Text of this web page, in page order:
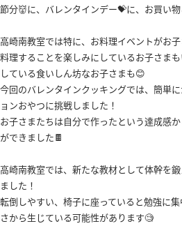
節分👹に、バレンタインデー💝に、お買い
高崎南教室では特に、お料理イベントがお
料理することを楽しみにしているお子さま
している食いしん坊なお子さまも😊
今回のバレンタインクッキングでは、簡単
ョンおやつに挑戦しました！
お子さまたちは自分で作ったという達成感
ができました🍫
高崎南教室では、新たな教材として体幹を
ました！
転倒しやすい、椅子に座っていると勉強に
さから生じている可能性があります🧐